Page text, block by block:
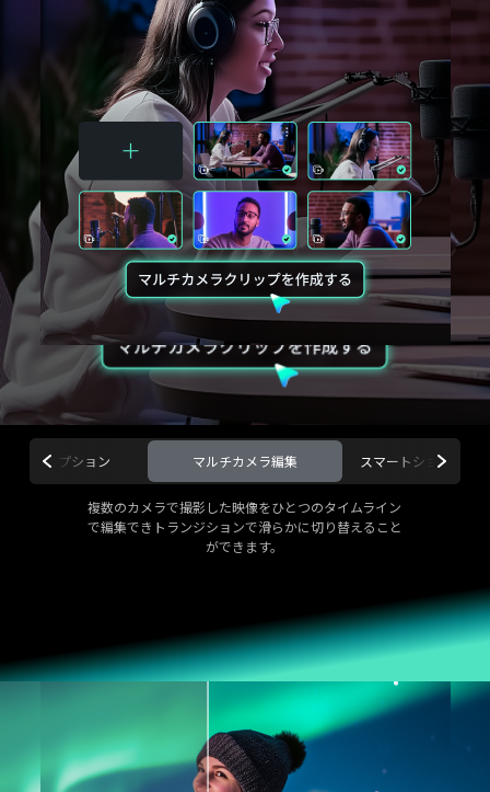
ートキャプション マルチカメラ編集 スマートショートク
複数のカメラで撮影した映像をひとつのタイムライン
で編集できトランジションで滑らかに切り替えること
ができます。